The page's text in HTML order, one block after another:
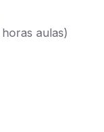
aulas)